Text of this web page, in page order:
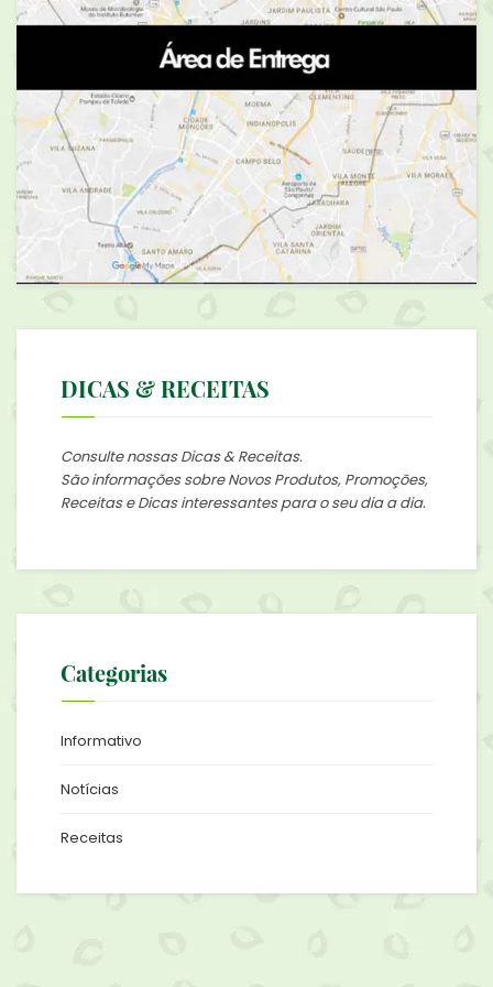
DICAS & RECEITAS
Consulte nossas Dicas & Receitas.
São informações sobre Novos Produtos, Promoções,
Receitas e Dicas interessantes para o seu dia a dia.
Categorias
Informativo
Notícias
Receitas